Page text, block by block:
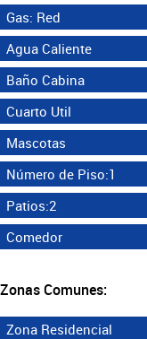
Gas: Red
Agua Caliente
Baño Cabina
Cuarto Util
Mascotas
Número de Piso:1
Patios:2
Comedor
Zonas Comunes:
Zona Residencial